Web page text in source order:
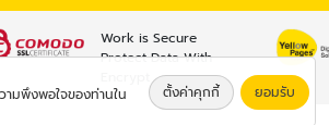
Work is Secure
Protect Data With
ามพึงพอใจของท่านใน
ตั้งค่าคุกกี้ ยอมรับ